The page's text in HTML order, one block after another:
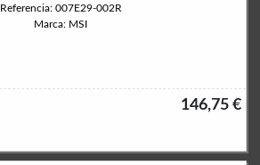
Referencia: 007E29-002R
Marca: MSI
146,75 €